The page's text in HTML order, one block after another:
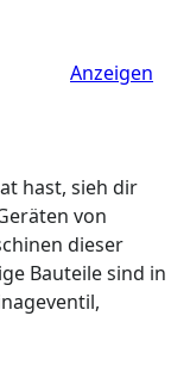
Anzeigen
hast, sieh dir
von
dieser
Bauteile sind in